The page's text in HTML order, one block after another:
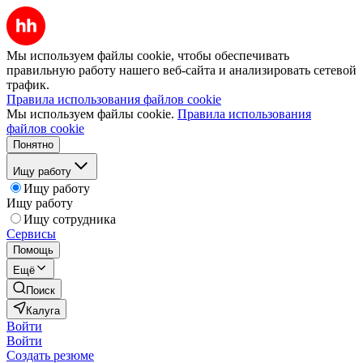
Мы используем файлы cookie, чтобы обеспечивать
правильную работу нашего веб-сайта и анализировать сетевой
трафик.
Правила использования файлов cookie
Мы используем файлы cookie. Правила использования
файлов cookie
Понятно
Ищу работу
Ищу работу
Ищу работу
Ищу сотрудника
Сервисы
Помощь
Ещё
Поиск
Калуга
Войти
Войти
Создать резюме